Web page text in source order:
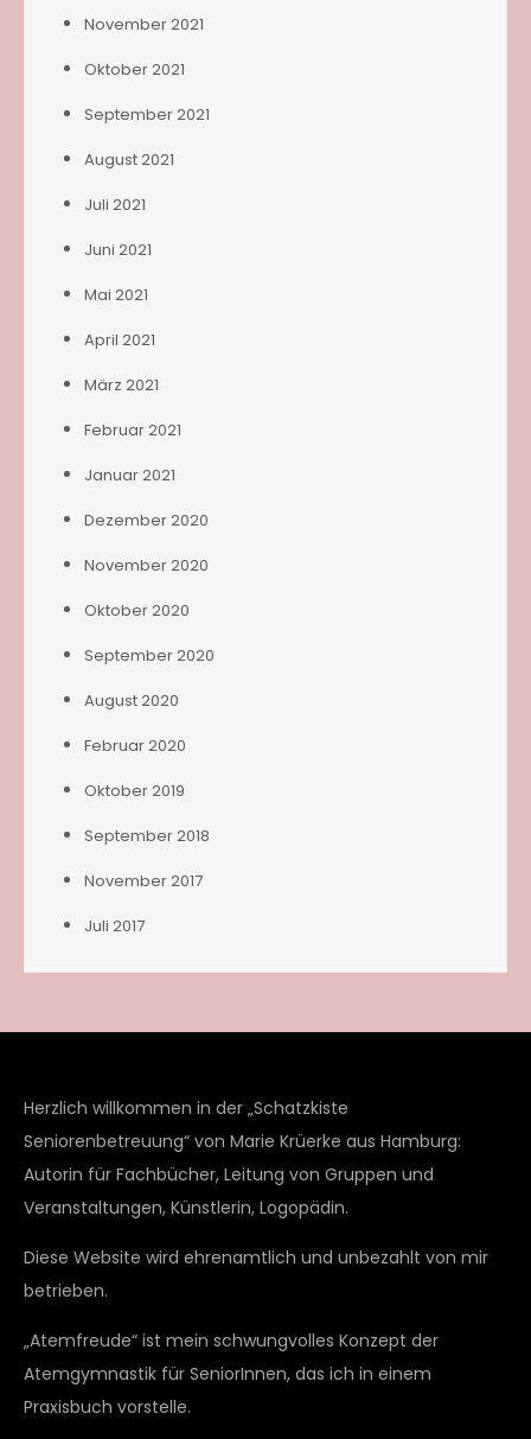
November 2021
Oktober 2021
September 2021
August 2021
Juli 2021
Juni 2021
Mai 2021
April 2021
März 2021
Februar 2021
Januar 2021
Dezember 2020
November 2020
Oktober 2020
September 2020
August 2020
Februar 2020
Oktober 2019
September 2018
November 2017
Juli 2017
Herzlich willkommen in der „Schatzkiste
Seniorenbetreuung“ von Marie Krüerke aus Hamburg:
Autorin für Fachbücher, Leitung von Gruppen und
Veranstaltungen, Künstlerin, Logopädin.
Diese Website wird ehrenamtlich und unbezahlt von mir
betrieben.
„Atemfreude“ ist mein schwungvolles Konzept der
Atemgymnastik für SeniorInnen, das ich in einem
Praxisbuch vorstelle.